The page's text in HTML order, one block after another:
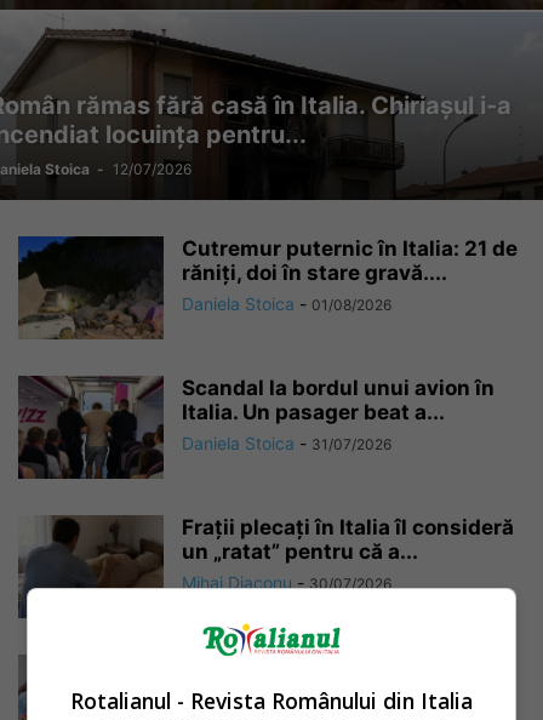
rămas fără casă în Italia. Chiriașul i-a
locuința pentru...
Stoica - 12/07/2026
Cutremur puternic în Italia: 21 de
răniți, doi în stare gravă....
Daniela Stoica - 01/08/2026
Scandal la bordul unui avion în
Italia. Un pasager beat a...
Daniela Stoica - 31/07/2026
Frații plecați în Italia îl consideră
un „ratat” pentru că a...
Mihai Diaconu - 30/07/2026
absolvit Medicina cu nota
maximă....
Rotalianul - Revista Românului din Italia